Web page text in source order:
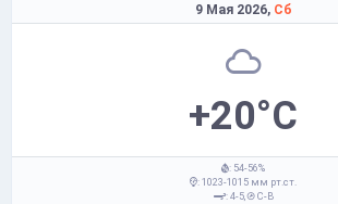
9 Мая 2026, Сб
+20°C
: 54-56%
: 1023-1015 мм рт.ст.
: 4-5,
С-В